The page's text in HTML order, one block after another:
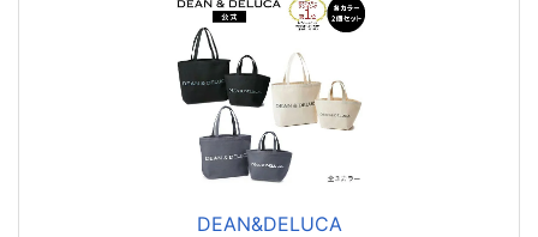
DEAN&DELUCA